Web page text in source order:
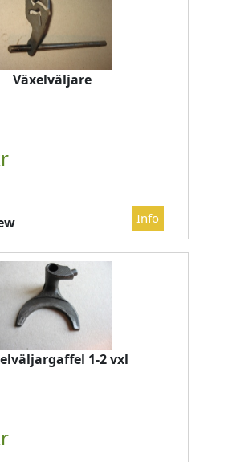
Växelväljare
1-2 vxl